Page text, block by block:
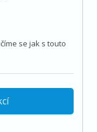
se jak s touto